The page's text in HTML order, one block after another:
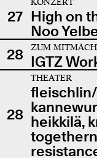
27 High on
Noo
28
ZUM
IGTZ
28
THEATER
heikkilä,